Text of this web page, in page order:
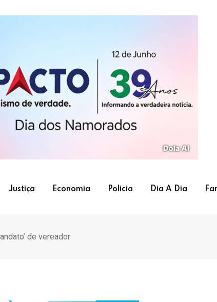
Justiça Economia Policia Dia A Dia
de vereador